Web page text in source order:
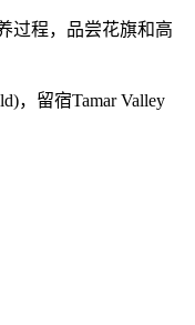
过程，品尝花旗和高
，留宿Tamar Valley